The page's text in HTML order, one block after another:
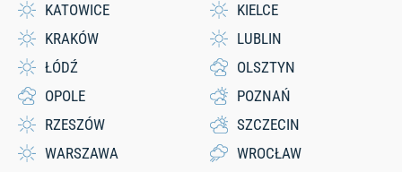
KATOWICE
KIELCE
KRAKÓW
LUBLIN
ŁÓDŹ
OLSZTYN
OPOLE
POZNAŃ
RZESZÓW
SZCZECIN
WARSZAWA
WROCŁAW